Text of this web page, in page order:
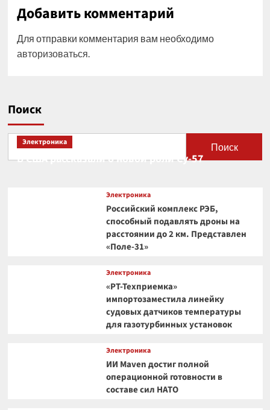
Добавить комментарий
Для отправки комментария вам необходимо
авторизоваться.
Поиск
Поиск
Электроника
В США рассказали о новой роли Су-57
Электроника
Российский комплекс РЭБ,
способный подавлять дроны на
расстоянии до 2 км. Представлен
«Поле-31»
Электроника
«РТ-Техприемка»
импортозаместила линейку
судовых датчиков температуры
для газотурбинных установок
Электроника
ИИ Maven достиг полной
операционной готовности в
составе сил НАТО